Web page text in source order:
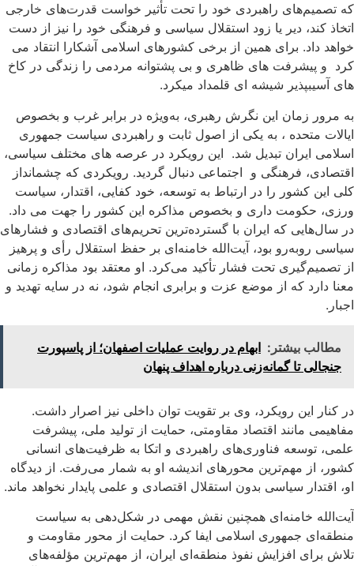
که تصمیم‌های راهبردی خود را تحت تأثیر خواست قدرت‌های خارجی
اتخاذ کند، دیر یا زود استقلال سیاسی و فرهنگی خود را نیز از دست
خواهد داد. برای همین از برخی کشورهای اسلامی آشکارا انتقاد می
کرد و پیشرفت های ظاهری و بی پشتوانه مردمی را زندگی در کاخ
های آسیب­پذیر شیشه ای قلمداد می­کرد.
به مرور زمان این نگرش رهبری، به‌ویژه در برابر غرب و بخصوص
ایالات متحده ، به یکی از اصول ثابت و راهبردی سیاست جمهوری
اسلامی ایران تبدیل شد. این رویکرد در عرصه های مختلف سیاسی،
اقتصادی، فرهنگی و اجتماعی دنبال گردید. رویکردی که چشم­انداز
کلی این کشور را در ارتباط به توسعه، خود کفایی، اقتدار، سیاست
ورزی، حکومت داری و بخصوص مذاکره این کشور را جهت می داد.
در سال‌هایی که ایران با گسترده‌ترین تحریم‌های اقتصادی و فشارهای
سیاسی روبه‌رو بود، آیت‌الله خامنه‌ای بر حفظ استقلال رأی و پرهیز
از تصمیم‌گیری تحت فشار تأکید می‌کرد. او معتقد بود مذاکره زمانی
معنا دارد که از موضع عزت و برابری انجام شود، نه در سایه تهدید و
اجبار.
مطالب بیشتر: ابهام در روایت عملیات اصفهان؛ از پاسپورت
جنجالی تا گمانه‌زنی درباره اهداف پنهان
در کنار این رویکرد، وی بر تقویت توان داخلی نیز اصرار داشت.
مفاهیمی مانند اقتصاد مقاومتی، حمایت از تولید ملی، پیشرفت
علمی، توسعه فناوری‌های راهبردی و اتکا به ظرفیت‌های انسانی
کشور، از مهم‌ترین محورهای اندیشه او به شمار می‌رفت. از دیدگاه
او، اقتدار سیاسی بدون استقلال اقتصادی و علمی پایدار نخواهد ماند.
آیت‌الله خامنه‌ای همچنین نقش مهمی در شکل‌دهی به سیاست
منطقه‌ای جمهوری اسلامی ایفا کرد. حمایت از محور مقاومت و
تلاش برای افزایش نفوذ منطقه‌ای ایران، از مهم‌ترین مؤلفه‌های